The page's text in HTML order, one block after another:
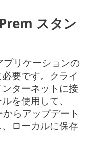
スタン
プリケーションの
要です。クライ
ターネットに接
を使用して、
からアップデート
ローカルに保存